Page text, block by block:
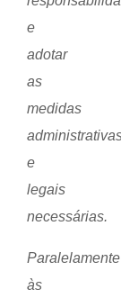
e
adotar
as
medidas
e
legais
necessárias.
Paralelamente
às